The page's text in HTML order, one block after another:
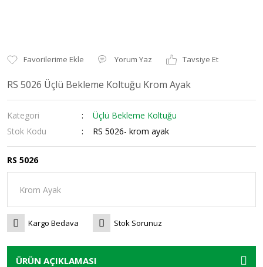
Yorum Yaz Tavsiye Et
RS 5026 Üçlü Bekleme Koltuğu Krom Ayak
Kategori
Üçlü Bekleme Koltuğu
Stok Kodu
RS 5026- krom ayak
RS 5026
Kargo Bedava Stok Sorunuz
ÜRÜN AÇIKLAMASI